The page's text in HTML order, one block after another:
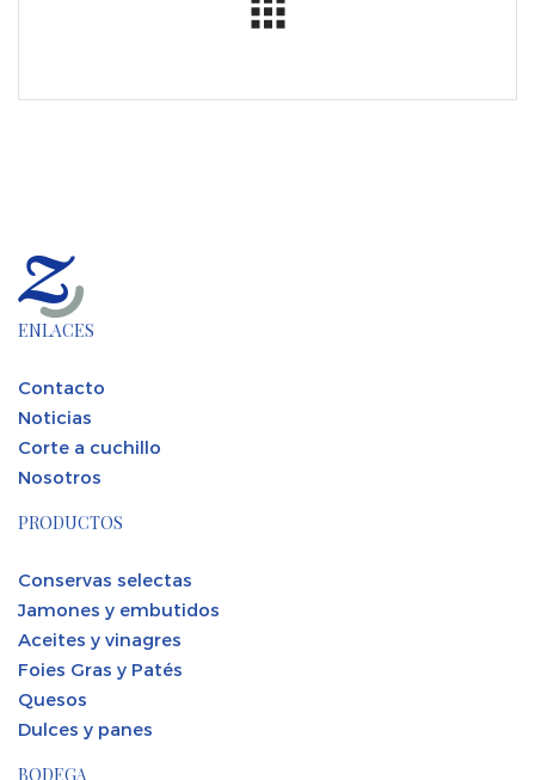
ENLACES
Contacto
Noticias
Corte a cuchillo
Nosotros
PRODUCTOS
Conservas selectas
Jamones y embutidos
Aceites y vinagres
Foies Gras y Patés
Quesos
Dulces y panes
BODEGA